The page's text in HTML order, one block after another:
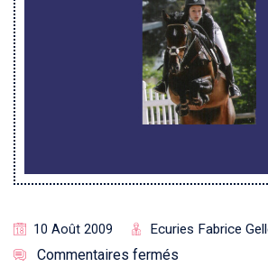
10 Août 2009 Ecuries Fabrice
Commentaires fermés